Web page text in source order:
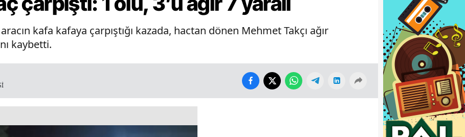
kafa kafaya çarpıştığı kazada, hactan dönen Mehmet Takçı ağır
kaybetti.